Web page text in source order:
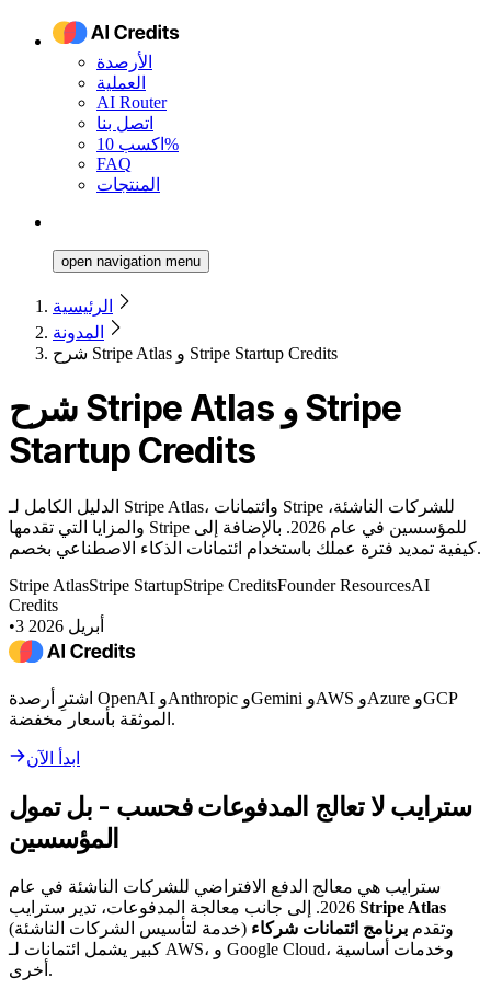
الأرصدة
العملية
AI Router
اتصل بنا
اكسب 10%
FAQ
المنتجات
open navigation menu
الرئيسية
المدونة
شرح Stripe Atlas و Stripe Startup Credits
شرح Stripe Atlas و Stripe
Startup Credits
الدليل الكامل لـ Stripe Atlas، وائتمانات Stripe للشركات الناشئة،
والمزايا التي تقدمها Stripe للمؤسسين في عام 2026. بالإضافة إلى
كيفية تمديد فترة عملك باستخدام ائتمانات الذكاء الاصطناعي بخصم.
Stripe AtlasStripe StartupStripe CreditsFounder ResourcesAI
Credits
•
3 أبريل 2026
اشترِ أرصدة OpenAI وAnthropic وGemini وAWS وAzure وGCP
الموثقة بأسعار مخفضة.
ابدأ الآن
سترايب لا تعالج المدفوعات فحسب - بل تمول
المؤسسين
سترايب هي معالج الدفع الافتراضي للشركات الناشئة في عام
Stripe Atlas
(خدمة لتأسيس الشركات الناشئة) وتقدم برنامج ائتمانات شركاء
كبير يشمل ائتمانات لـ AWS، و Google Cloud، وخدمات أساسية
أخرى.